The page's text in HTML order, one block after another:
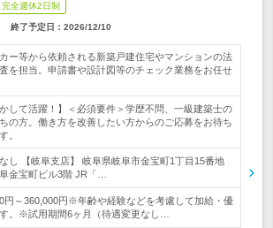
完全週休2日制
終了予定日： 2026/12/10
ー等から依頼される新築戸建住宅やマンションの法
を担当。申請書や設計図等のチェック業務をお任せ
かして活躍！】＜必須要件＞学歴不問、一級建築士の
の方。働き方を改善したい方からのご応募をお待ち
。
し 【岐阜支店】 岐阜県岐阜市金宝町1丁目15番地
金宝町ビル3階 JR「…
円～360,000円※年齢や経験などを考慮して加給・優
。※試用期間6ヶ月（待遇変更なし…